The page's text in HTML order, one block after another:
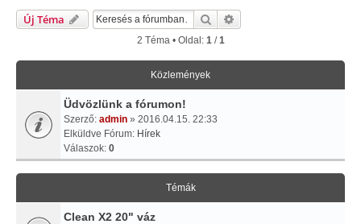
Új Téma Keresés
2 Téma • Oldal: 1 /1
Közlemények
Üdvözlünk a fórumon!
Szerző: admin » 2016.04.15. 22:33
Elküldve Fórum: Hírek
Válaszok: 0
Témák
Clean X2 20" váz